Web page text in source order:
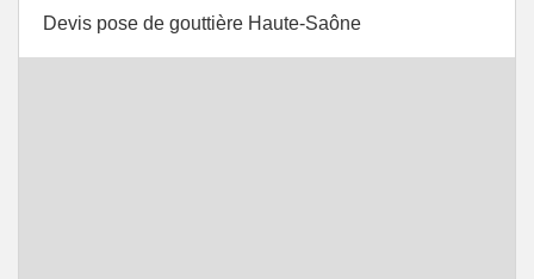
Devis pose de gouttière Haute-Saône